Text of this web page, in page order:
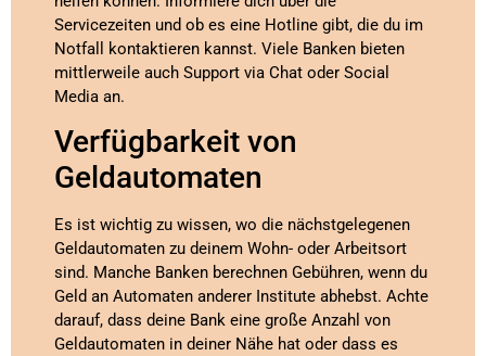
Servicezeiten und ob es eine Hotline gibt, die du im
Notfall kontaktieren kannst. Viele Banken bieten
mittlerweile auch Support via Chat oder Social
Media an.
Verfügbarkeit von
Geldautomaten
Es ist wichtig zu wissen, wo die nächstgelegenen
Geldautomaten zu deinem Wohn- oder Arbeitsort
sind. Manche Banken berechnen Gebühren, wenn du
Geld an Automaten anderer Institute abhebst. Achte
darauf, dass deine Bank eine große Anzahl von
Geldautomaten in deiner Nähe hat oder dass es